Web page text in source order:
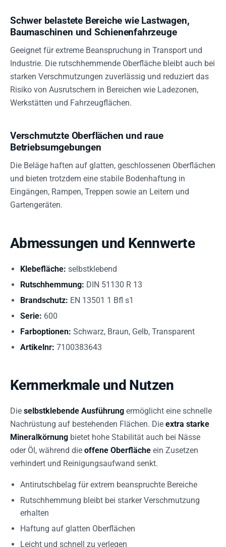
Schwer belastete Bereiche wie Lastwagen,
Baumaschinen und Schienenfahrzeuge
Geeignet für extreme Beanspruchung in Transport und
Industrie. Die rutschhemmende Oberfläche bleibt auch bei
starken Verschmutzungen zuverlässig und reduziert das
Risiko von Ausrutschern in Bereichen wie Ladezonen,
Werkstätten und Fahrzeugflächen.
Verschmutzte Oberflächen und raue
Betriebsumgebungen
Die Beläge haften auf glatten, geschlossenen Oberflächen
und bieten trotzdem eine stabile Bodenhaftung in
Eingängen, Rampen, Treppen sowie an Leitern und
Gartengeräten.
Abmessungen und Kennwerte
Klebefläche: selbstklebend
Rutschhemmung: DIN 51130 R 13
Brandschutz: EN 13501 1 Bfl s1
Serie: 600
Farboptionen: Schwarz, Braun, Gelb, Transparent
Artikelnr: 7100383643
Kernmerkmale und Nutzen
Die selbstklebende Ausführung ermöglicht eine schnelle
Nachrüstung auf bestehenden Flächen. Die extra starke
Mineralkörnung bietet hohe Stabilität auch bei Nässe
oder Öl, während die offene Oberfläche ein Zusetzen
verhindert und Reinigungsaufwand senkt.
Antirutschbelag für extrem beanspruchte Bereiche
Rutschhemmung bleibt bei starker Verschmutzung
erhalten
Haftung auf glatten Oberflächen
Leicht und schnell zu verlegen